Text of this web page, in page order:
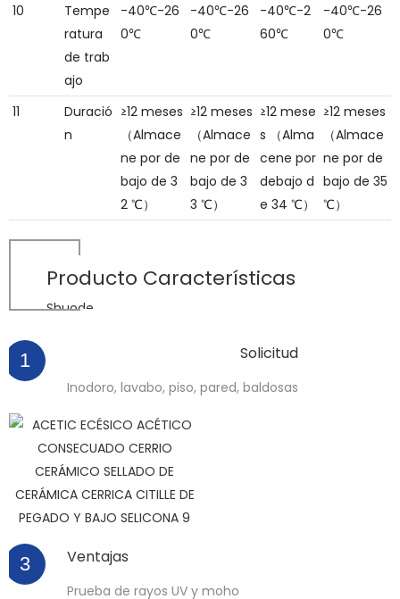
10
Tempe
ratura
de trab
ajo
-40℃-26
0℃
-40℃-26
0℃
-40℃-2
60℃
-40℃-26
0℃
11
Duració
n
≥12 meses
（Almace
ne por de
bajo de 3
2 ℃）
≥12 meses
（Almace
ne por de
bajo de 3
3 ℃）
≥12 mese
s （Alma
cene por
debajo d
e 34 ℃）
≥12 meses
（Almace
ne por de
bajo de 35
℃）
Producto Características
Shuode
1 Solicitud
Inodoro, lavabo, piso, pared, baldosas
3 Ventajas
Prueba de rayos UV y moho